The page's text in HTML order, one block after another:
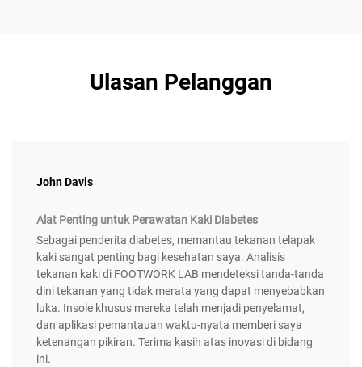
Ulasan Pelanggan
John Davis
Alat Penting untuk Perawatan Kaki Diabetes
Sebagai penderita diabetes, memantau tekanan telapak
kaki sangat penting bagi kesehatan saya. Analisis
tekanan kaki di FOOTWORK LAB mendeteksi tanda-tanda
dini tekanan yang tidak merata yang dapat menyebabkan
luka. Insole khusus mereka telah menjadi penyelamat,
dan aplikasi pemantauan waktu-nyata memberi saya
ketenangan pikiran. Terima kasih atas inovasi di bidang
ini.